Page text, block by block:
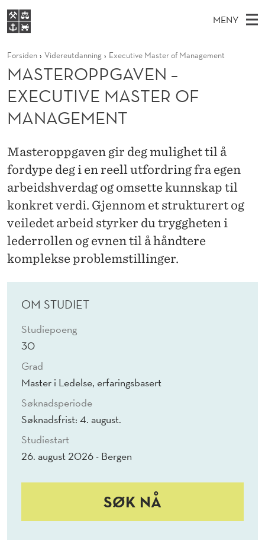
M
A
S
T
E
R
O
P
P
G
A
V
MENY
O
V
E
D
E
N
Y
BIBLIOTEKET
Ø
N
E
T
S
T
E
T
Forsiden
Studier
Forskning
Om NHH
Alumni
Forsiden Videreutdanning Executive Master of Management
MASTEROPPGAVEN –
EXECUTIVE MASTER OF
MANAGEMENT
Masteroppgaven gir deg mulighet til å
fordype deg i en reell utfordring fra egen
arbeidshverdag og omsette kunnskap til
konkret verdi. Gjennom et strukturert og
veiledet arbeid styrker du tryggheten i
lederrollen og evnen til å håndtere
komplekse problemstillinger.
OM STUDIET
Studiepoeng
30
Grad
Master i Ledelse, erfaringsbasert
Søknadsperiode
Søknadsfrist: 4. august.
Studiestart
26. august 2026 - Bergen
SØK NÅ